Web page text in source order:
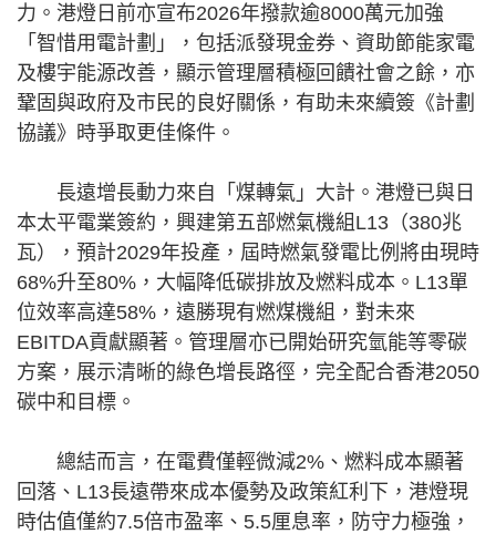
力。港燈日前亦宣布2026年撥款逾8000萬元加強
「智惜用電計劃」，包括派發現金券、資助節能家電
及樓宇能源改善，顯示管理層積極回饋社會之餘，亦
鞏固與政府及市民的良好關係，有助未來續簽《計劃
協議》時爭取更佳條件。
長遠增長動力來自「煤轉氣」大計。港燈已與日
本太平電業簽約，興建第五部燃氣機組L13（380兆
瓦），預計2029年投產，屆時燃氣發電比例將由現時
68%升至80%，大幅降低碳排放及燃料成本。L13單
位效率高達58%，遠勝現有燃煤機組，對未來
EBITDA貢獻顯著。管理層亦已開始研究氫能等零碳
方案，展示清晰的綠色增長路徑，完全配合香港2050
碳中和目標。
總結而言，在電費僅輕微減2%、燃料成本顯著
回落、L13長遠帶來成本優勢及政策紅利下，港燈現
時估值僅約7.5倍市盈率、5.5厘息率，防守力極強，